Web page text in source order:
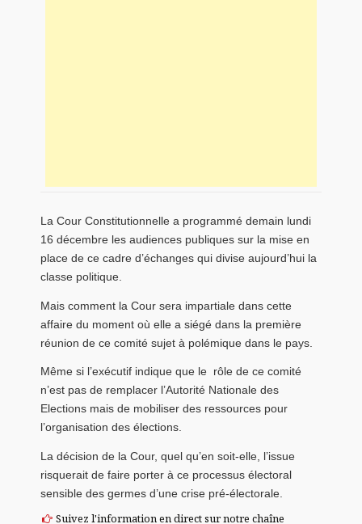
La Cour Constitutionnelle a programmé demain lundi
16 décembre les audiences publiques sur la mise en
place de ce cadre d’échanges qui divise aujourd’hui la
classe politique.
Mais comment la Cour sera impartiale dans cette
affaire du moment où elle a siégé dans la première
réunion de ce comité sujet à polémique dans le pays.
Même si l’exécutif indique que le rôle de ce comité
n’est pas de remplacer l’Autorité Nationale des
Elections mais de mobiliser des ressources pour
l’organisation des élections.
La décision de la Cour, quel qu’en soit-elle, l’issue
risquerait de faire porter à ce processus électoral
sensible des germes d’une crise pré-électorale.
Suivez l'information en direct sur notre chaîne